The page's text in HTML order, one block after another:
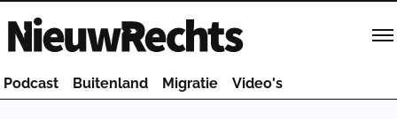
Homepage van NieuwRechts
Podcast Buitenland Migratie Video's